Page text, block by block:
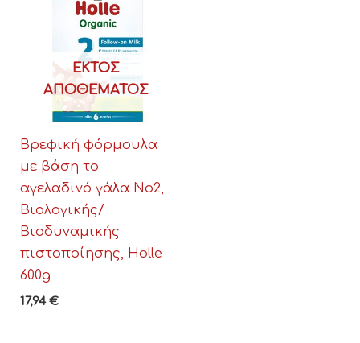
ΕΚΤΌΣ
ΑΠΟΘΈΜΑΤΟΣ
Βρεφική φόρμουλα
με βάση το
αγελαδινό γάλα Νο2,
Βιολογικής/
Βιοδυναμικής
πιστοποίησης, Holle
600g
17,94€